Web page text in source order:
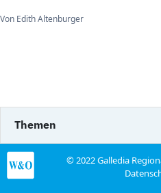
Von Edith Altenburger
Themen
© 2022 Galledia